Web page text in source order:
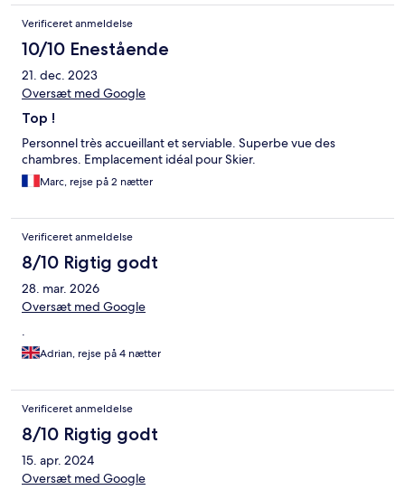
Verificeret anmeldelse
10/10 Enestående
21. dec. 2023
Oversæt med Google
Top !
Personnel très accueillant et serviable. Superbe vue des
chambres. Emplacement idéal pour Skier.
Marc, rejse på 2 nætter
Verificeret anmeldelse
8/10 Rigtig godt
28. mar. 2026
Oversæt med Google
.
Adrian, rejse på 4 nætter
Verificeret anmeldelse
8/10 Rigtig godt
15. apr. 2024
Oversæt med Google